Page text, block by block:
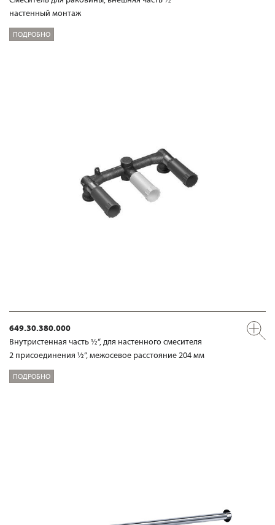
настенный монтаж
ПОДРОБНО
649.30.380.000
Внутристенная часть ½“, для настенного смесителя
2 присоединения ½“, межосевое расстояние 204 мм
ПОДРОБНО